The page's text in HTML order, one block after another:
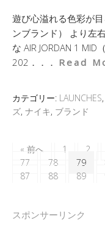
遊び心溢れる色彩が目
ンブランド） より左
な AIR JORDAN 1
202．．． Read
カテゴリー: LAUNCHES,
ズ, ナイキ, ブランド
« 前へ 1 2
77
78 79
87
88 89
スポンサーリンク